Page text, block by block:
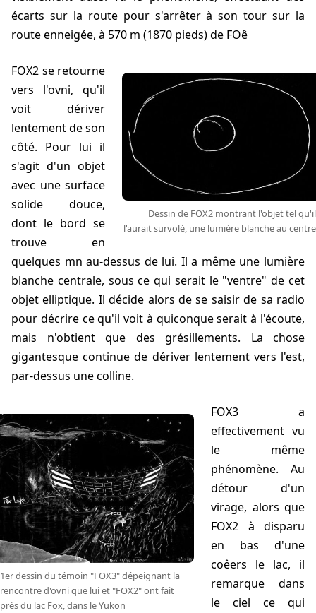
écarts sur la route pour s'arrêter à son tour sur la
route enneigée, à 570 m (1870 pieds) de FOê
Dessin de FOX2 montrant l'objet tel qu'il
l'aurait survolé, une lumière blanche au centre
FOX2 se retourne
vers l'ovni, qu'il
voit dériver
lentement de son
côté. Pour lui il
s'agit d'un objet
avec une surface
solide douce,
dont le bord se
trouve en
quelques mn au-dessus de lui. Il a même une lumière
blanche centrale, sous ce qui serait le "ventre" de cet
objet elliptique. Il décide alors de se saisir de sa radio
pour décrire ce qu'il voit à quiconque serait à l'écoute,
mais n'obtient que des grésillements. La chose
gigantesque continue de dériver lentement vers l'est,
par-dessus une colline.
1er dessin du témoin "FOX3" dépeignant la
rencontre d'ovni que lui et "FOX2" ont fait
près du lac Fox, dans le Yukon
FOX3 a
effectivement vu
le même
phénomène. Au
détour d'un
virage, alors que
FOX2 à disparu
en bas d'une
coêers le lac, il
remarque dans
le ciel ce qui